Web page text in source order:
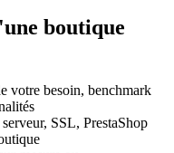
boutique
votre besoin, benchmark
SSL, PrestaShop